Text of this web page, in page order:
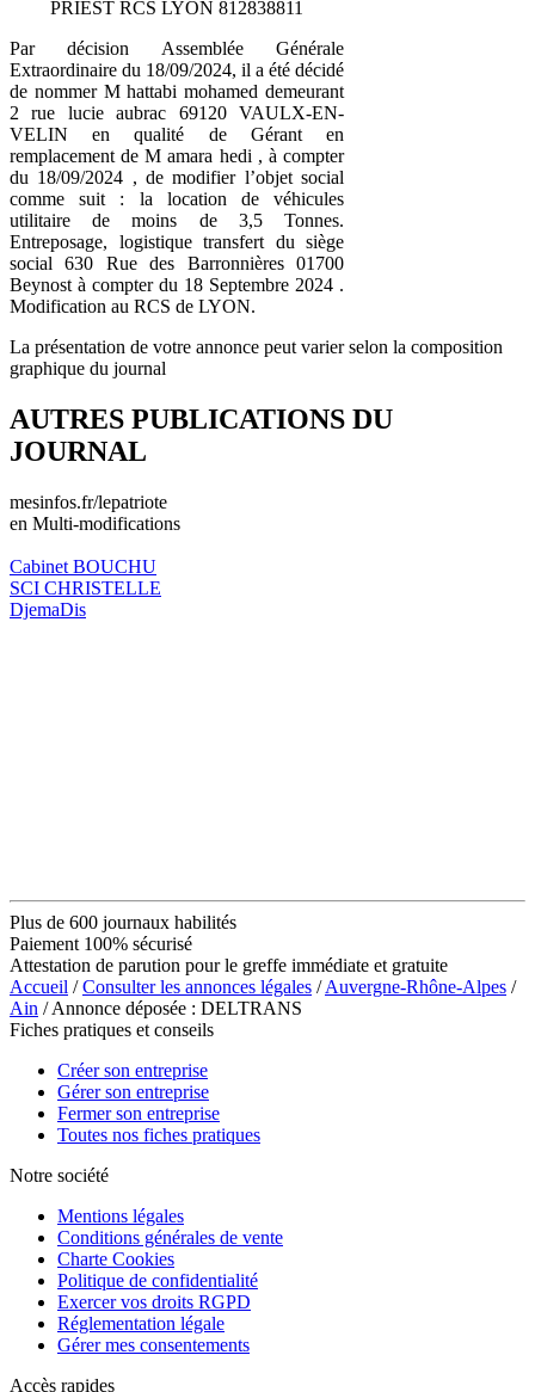
PRIEST RCS LYON 812838811
Par décision Assemblée Générale
Extraordinaire du 18/09/2024, il a été décidé
de nommer M hattabi mohamed demeurant
2 rue lucie aubrac 69120 VAULX-EN-
VELIN en qualité de Gérant en
remplacement de M amara hedi , à compter
du 18/09/2024 , de modifier l’objet social
comme suit : la location de véhicules
utilitaire de moins de 3,5 Tonnes.
Entreposage, logistique transfert du siège
social 630 Rue des Barronnières 01700
Beynost à compter du 18 Septembre 2024 .
Modification au RCS de LYON.
La présentation de votre annonce peut varier selon la composition
graphique du journal
AUTRES PUBLICATIONS DU
JOURNAL
mesinfos.fr/lepatriote
en Multi-modifications
Cabinet BOUCHU
SCI CHRISTELLE
DjemaDis
Plus de 600 journaux habilités
Paiement 100% sécurisé
Attestation de parution pour le greffe immédiate et gratuite
Accueil /Consulter les annonces légales /Auvergne-Rhône-Alpes /
Ain / Annonce déposée : DELTRANS
Fiches pratiques et conseils
Créer son entreprise
Gérer son entreprise
Fermer son entreprise
Toutes nos fiches pratiques
Notre société
Mentions légales
Conditions générales de vente
Charte Cookies
Politique de confidentialité
Exercer vos droits RGPD
Réglementation légale
Gérer mes consentements
Accès rapides